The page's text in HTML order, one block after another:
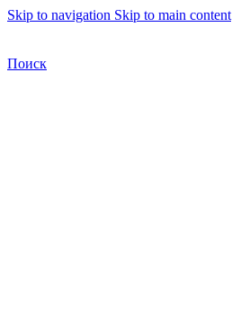
Skip to navigation Skip to main content
Поиск